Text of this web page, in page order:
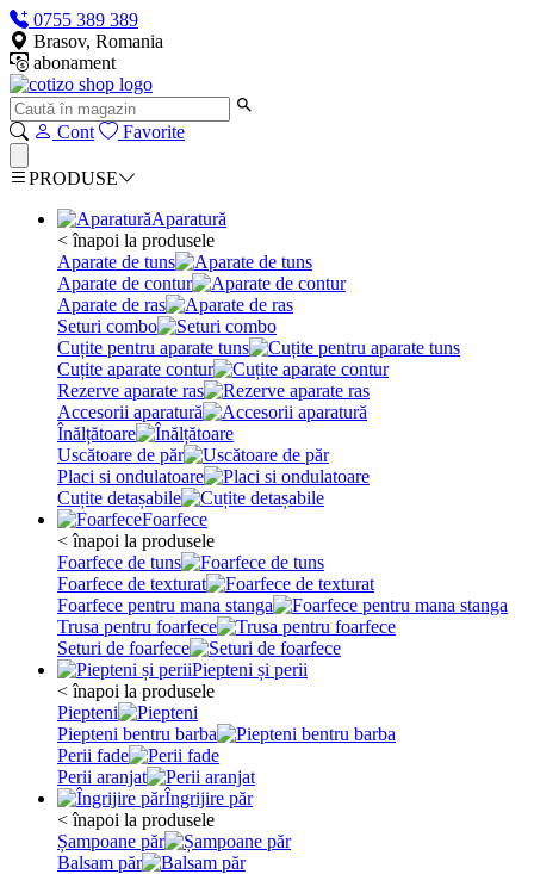
0755 389 389
Brasov, Romania
abonament
Cont Favorite
PRODUSE
Aparatură
< înapoi la produsele
Aparate de tuns
Aparate de contur
Aparate de ras
Seturi combo
Cuțite pentru aparate tuns
Cuțite aparate contur
Rezerve aparate ras
Accesorii aparatură
Înălțătoare
Uscătoare de păr
Placi si ondulatoare
Cuțite detașabile
Foarfece
< înapoi la produsele
Foarfece de tuns
Foarfece de texturat
Foarfece pentru mana stanga
Trusa pentru foarfece
Seturi de foarfece
Piepteni și perii
< înapoi la produsele
Piepteni
Piepteni bentru barba
Perii fade
Perii aranjat
Îngrijire păr
< înapoi la produsele
Șampoane păr
Balsam păr